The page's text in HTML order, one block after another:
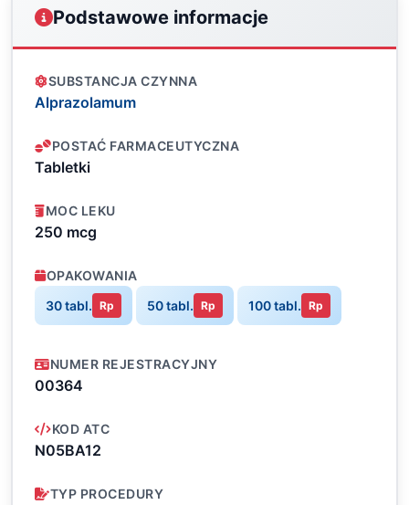
Podstawowe informacje
SUBSTANCJA CZYNNA
Alprazolamum
POSTAĆ FARMACEUTYCZNA
Tabletki
MOC LEKU
250 mcg
OPAKOWANIA
30 tabl. Rp 50 tabl. Rp 100 tabl. Rp
NUMER REJESTRACYJNY
00364
KOD ATC
N05BA12
TYP PROCEDURY